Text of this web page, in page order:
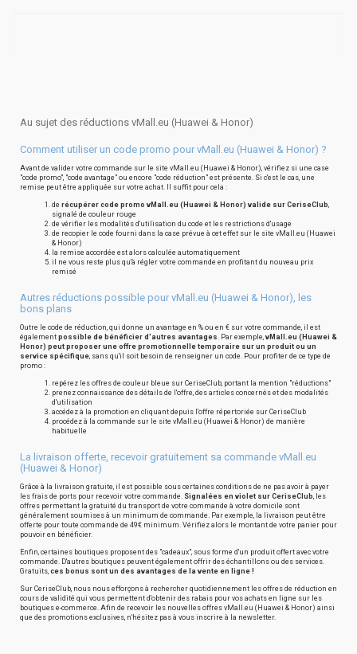
Au sujet des réductions vMall.eu (Huawei & Honor)
Comment utiliser un code promo pour vMall.eu (Huawei & Honor) ?
Avant de valider votre commande sur le site vMall.eu (Huawei & Honor), vérifiez si une case
"code promo", "code avantage" ou encore "code réduction" est présente. Si c'est le cas, une
remise peut être appliquée sur votre achat. Il suffit pour cela :
de récupérer code promo vMall.eu (Huawei & Honor) valide sur CeriseClub,
signalé de couleur rouge
de vérifier les modalités d'utilisation du code et les restrictions d'usage
de recopier le code fourni dans la case prévue à cet effet sur le site vMall.eu (Huawei
& Honor)
la remise accordée est alors calculée automatiquement
il ne vous reste plus qu'à régler votre commande en profitant du nouveau prix
remisé
Autres réductions possible pour vMall.eu (Huawei & Honor), les
bons plans
Outre le code de réduction, qui donne un avantage en % ou en € sur votre commande, il est
également possible de bénéficier d'autres avantages. Par exemple, vMall.eu (Huawei &
Honor) peut proposer une offre promotionnelle temporaire sur un produit ou un
service spécifique, sans qu'il soit besoin de renseigner un code. Pour profiter de ce type de
promo :
repérez les offres de couleur bleue sur CeriseClub, portant la mention "réductions"
prenez connaissance des détails de l'offre, des articles concernés et des modalités
d'utilisation
accédez à la promotion en cliquant depuis l'offre répertoriée sur CeriseClub
procédez à la commande sur le site vMall.eu (Huawei & Honor) de manière
habituelle
La livraison offerte, recevoir gratuitement sa commande vMall.eu
(Huawei & Honor)
Grâce à la livraison gratuite, il est possible sous certaines conditions de ne pas avoir à payer
les frais de ports pour recevoir votre commande. Signalées en violet sur CeriseClub, les
offres permettant la gratuité du transport de votre commande à votre domicile sont
généralement soumises à un minimum de commande. Par exemple, la livraison peut être
offerte pour toute commande de 49€ minimum. Vérifiez alors le montant de votre panier pour
pouvoir en bénéficier.
Enfin, certaines boutiques proposent des "cadeaux", sous forme d'un produit offert avec votre
commande. D'autres boutiques peuvent également offrir des échantillons ou des services.
Gratuits, ces bonus sont un des avantages de la vente en ligne !
Sur CeriseClub, nous nous efforçons à rechercher quotidiennement les offres de réduction en
cours de validité qui vous permettent d'obtenir des rabais pour vos achats en ligne sur les
boutiques e-commerce. Afin de recevoir les nouvelles offres vMall.eu (Huawei & Honor) ainsi
que des promotions exclusives, n'hésitez pas à vous inscrire à la newsletter.